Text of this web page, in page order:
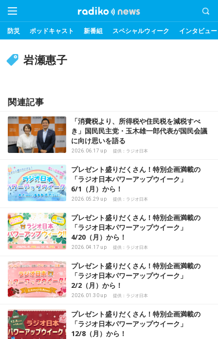
防災 ポッドキャスト 新番組 スペシャルウィーク インタビュー
岩瀬惠子
関連記事
「消費税より、所得税や住民税を減税すべ
き」国民民主党・玉木雄一郎代表が国民会議
に向け思いを語る
2026.06.17 up 提供：ラジオ日本
プレゼント盛りだくさん！特別企画満載の
「ラジオ日本パワーアップウイーク」
6/1（月）から！
2026.05.29 up 提供：ラジオ日本
プレゼント盛りだくさん！特別企画満載の
「ラジオ日本パワーアップウイーク」
4/20（月）から！
2026.04.17 up 提供：ラジオ日本
プレゼント盛りだくさん！特別企画満載の
「ラジオ日本パワーアップウイーク」
2/2（月）から！
2026.01.30 up 提供：ラジオ日本
プレゼント盛りだくさん！特別企画満載の
「ラジオ日本パワーアップウイーク」
12/8（月）から！